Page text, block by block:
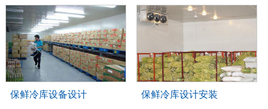
保鲜冷库设备设计 保鲜冷库设计安装